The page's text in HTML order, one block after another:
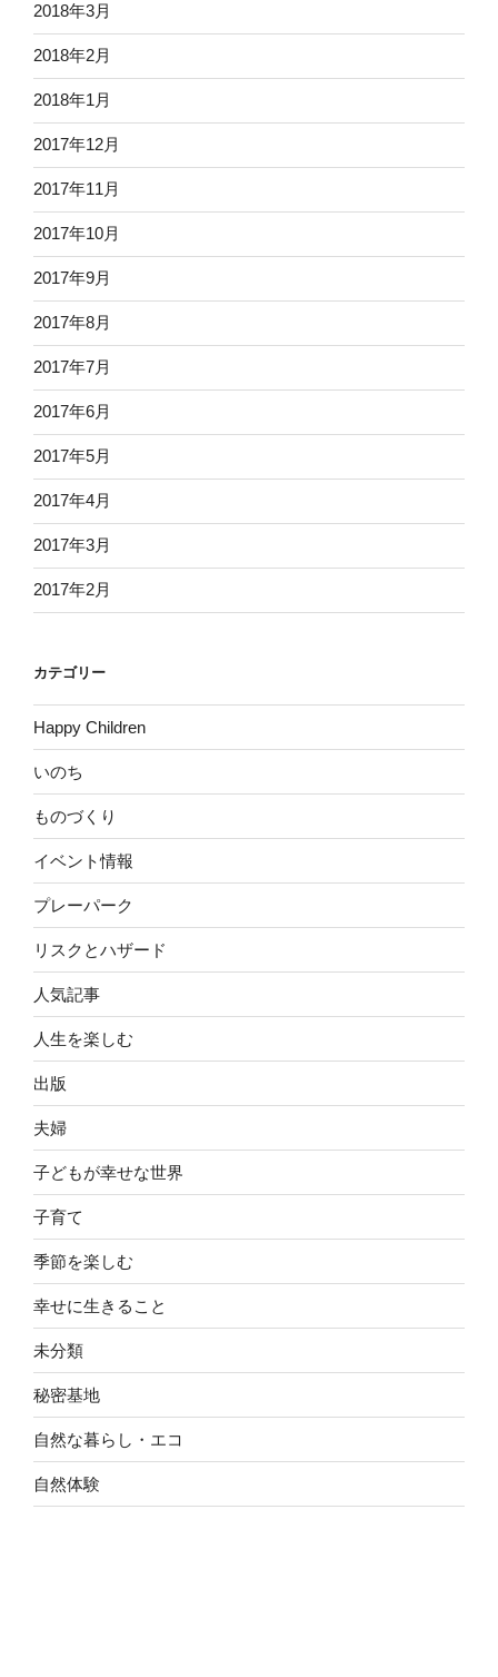
2018年3月
2018年2月
2018年1月
2017年12月
2017年11月
2017年10月
2017年9月
2017年8月
2017年7月
2017年6月
2017年5月
2017年4月
2017年3月
2017年2月
カテゴリー
Happy Children
いのち
ものづくり
イベント情報
プレーパーク
リスクとハザード
人気記事
人生を楽しむ
出版
夫婦
子どもが幸せな世界
子育て
季節を楽しむ
幸せに生きること
未分類
秘密基地
自然な暮らし・エコ
自然体験